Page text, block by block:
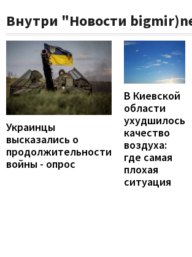
Внутри "Новости
Украинцы
высказались о
продолжительности
войны - опрос
В Киевской
области
ухудшилось
качество
воздуха:
где самая
плохая
ситуация